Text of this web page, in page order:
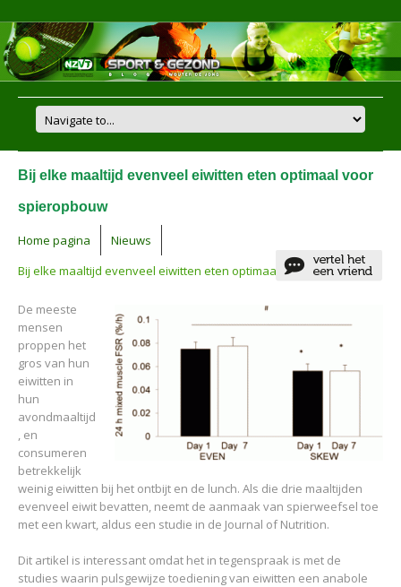
Bij elke maaltijd evenveel eiwitten eten optimaal voor
spieropbouw
Home pagina
Nieuws
Bij elke maaltijd evenveel eiwitten eten optimaal voor spieropbouw
De meeste
mensen
proppen het
gros van hun
eiwitten in
hun
avondmaaltijd
, en
consumeren
betrekkelijk
weinig eiwitten bij het ontbijt en de lunch. Als die drie maaltijden
evenveel eiwit bevatten, neemt de aanmaak van spierweefsel toe
met een kwart, aldus een studie in de Journal of Nutrition.
Dit artikel is interessant omdat het in tegenspraak is met de
studies waarin pulsgewijze toediening van eiwitten een anabole